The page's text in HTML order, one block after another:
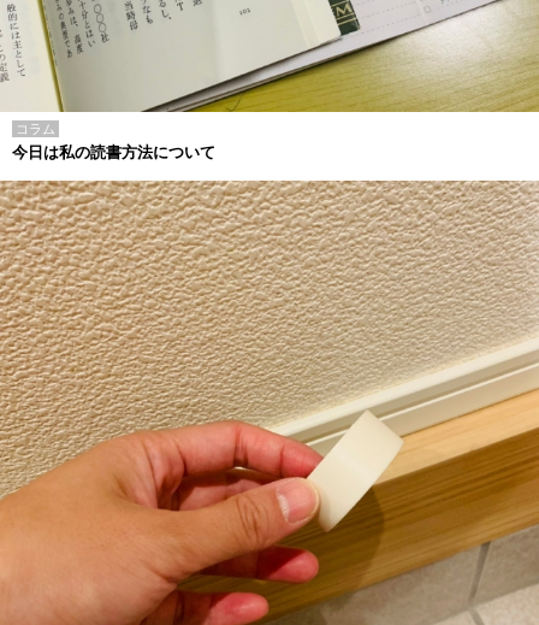
コラム
今日は私の読書方法について